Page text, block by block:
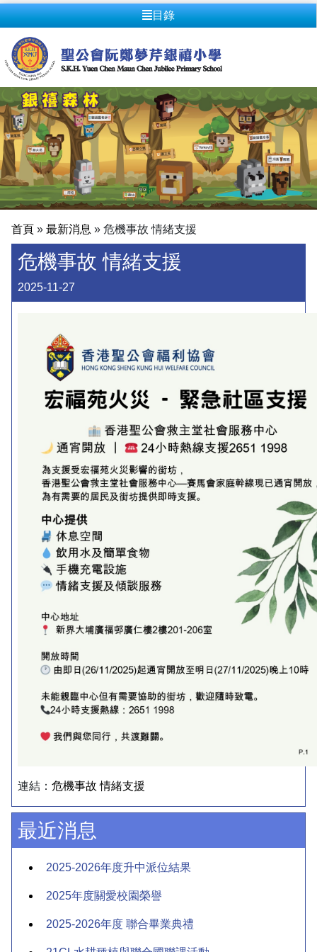
目錄
首頁 » 最新消息 » 危機事故 情緒支援
危機事故 情緒支援
2025-11-27
連結： 危機事故 情緒支援
最近消息
2025-2026年度升中派位結果
2025年度關愛校園榮譽
2025-2026年度 聯合畢業典禮